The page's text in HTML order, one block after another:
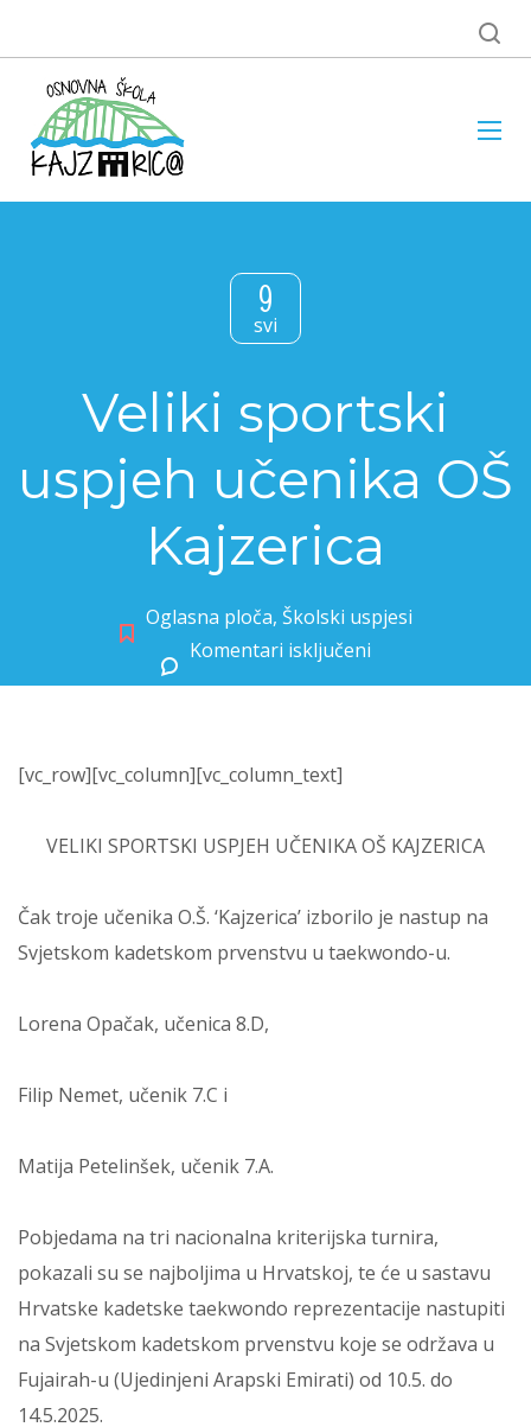
9
svi
Veliki sportski
uspjeh učenika OŠ
Kajzerica
Oglasna ploča, Školski uspjesi
Komentari isključeni
[vc_row][vc_column][vc_column_text]
VELIKI SPORTSKI USPJEH UČENIKA OŠ KAJZERICA
Čak troje učenika O.Š. ‘Kajzerica’ izborilo je nastup na
Svjetskom kadetskom prvenstvu u taekwondo-u.
Lorena Opačak, učenica 8.D,
Filip Nemet, učenik 7.C i
Matija Petelinšek, učenik 7.A.
Pobjedama na tri nacionalna kriterijska turnira,
pokazali su se najboljima u Hrvatskoj, te će u sastavu
Hrvatske kadetske taekwondo reprezentacije nastupiti
na Svjetskom kadetskom prvenstvu koje se održava u
Fujairah-u (Ujedinjeni Arapski Emirati) od 10.5. do
14.5.2025.